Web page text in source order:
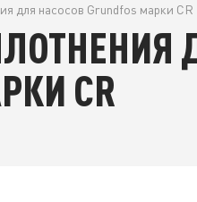
для насосов Grundfos марки CR
CR